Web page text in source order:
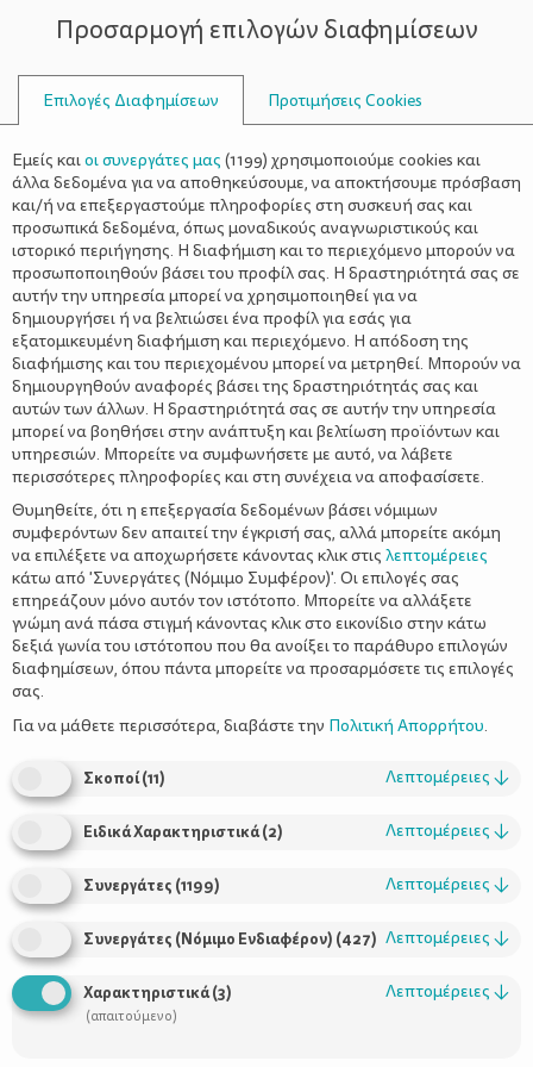
ΣΥΜΒΟΥΛΟΙ
ΣΥΝΤΑΓΈΣ>ΣΥΝΤΑΓΈΣ
Πώς θα φτιάξετε τον καλύτερο
πουρέ ever!
(αλλά και των μεγάλων). Ξέρετε όμως πώς να τον κάνετε
αληθινά νόστιμο, με υπέροχη βελούδινη υφή, χωρίς κομματάκια
και χωρίς να κολλάει στο κουτάλι σαν να είναι από... λάστιχο;
Αυτές οι συμβουλές θα σας βοηθήσουν να φτιάξετε τον
καλύτερο πουρέ που έχετε δοκιμάσει ποτέ!
Διαλέξτε τις καλύτερες πατάτες
Ιδανικές για πουρέ είναι οι πατάτες που είναι πιο πλούσιες σε
Προσαρμογή επιλογών διαφημίσεων
Επιλογές Διαφημίσεων Προτιμήσεις Cookies
Εμείς καιοι συνεργάτες μας (1199) χρησιμοποιούμε cookies και
άλλα δεδομένα για να αποθηκεύσουμε, να αποκτήσουμε πρόσβαση
και/ή να επεξεργαστούμε πληροφορίες στη συσκευή σας και
προσωπικά δεδομένα, όπως μοναδικούς αναγνωριστικούς και
ιστορικό περιήγησης. Η διαφήμιση και το περιεχόμενο μπορούν να
προσωποποιηθούν βάσει του προφίλ σας. Η δραστηριότητά σας σε
αυτήν την υπηρεσία μπορεί να χρησιμοποιηθεί για να
δημιουργήσει ή να βελτιώσει ένα προφίλ για εσάς για
εξατομικευμένη διαφήμιση και περιεχόμενο. Η απόδοση της
διαφήμισης και του περιεχομένου μπορεί να μετρηθεί. Μπορούν να
δημιουργηθούν αναφορές βάσει της δραστηριότητάς σας και
αυτών των άλλων. Η δραστηριότητά σας σε αυτήν την υπηρεσία
μπορεί να βοηθήσει στην ανάπτυξη και βελτίωση προϊόντων και
υπηρεσιών. Μπορείτε να συμφωνήσετε με αυτό, να λάβετε
περισσότερες πληροφορίες και στη συνέχεια να αποφασίσετε.
Θυμηθείτε, ότι η επεξεργασία δεδομένων βάσει νόμιμων
συμφερόντων δεν απαιτεί την έγκρισή σας, αλλά μπορείτε ακόμη
να επιλέξετε να αποχωρήσετε κάνοντας κλικ στις λεπτομέρειες
κάτω από 'Συνεργάτες (Νόμιμο Συμφέρον)'. Οι επιλογές σας
επηρεάζουν μόνο αυτόν τον ιστότοπο. Μπορείτε να αλλάξετε
γνώμη ανά πάσα στιγμή κάνοντας κλικ στο εικονίδιο στην κάτω
δεξιά γωνία του ιστότοπου που θα ανοίξει το παράθυρο επιλογών
διαφημίσεων, όπου πάντα μπορείτε να προσαρμόσετε τις επιλογές
σας.
Για να μάθετε περισσότερα, διαβάστε την Πολιτική Απορρήτου.
Σκοποί(11) Λεπτομέρειες ↓
Ειδικά Χαρακτηριστικά(2) Λεπτομέρειες ↓
Συνεργάτες (1199) Λεπτομέρειες ↓
Συνεργάτες (Νόμιμο Ενδιαφέρον) (427) Λεπτομέρειες ↓
Χαρακτηριστικά(3)
(απαιτούμενο)
Λεπτομέρειες ↓